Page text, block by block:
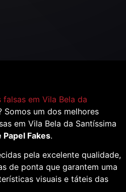
em Vila Bela da
Somos um dos melhores
em Vila Bela da Santíssima
Papel Fakes.
pela excelente qualidade,
de ponta que garantem uma
visuais e táteis das